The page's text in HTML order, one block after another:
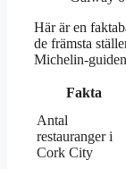
Här är en
de främsta
Michelin-
Fakta
Antal
restauranger i
Cork City